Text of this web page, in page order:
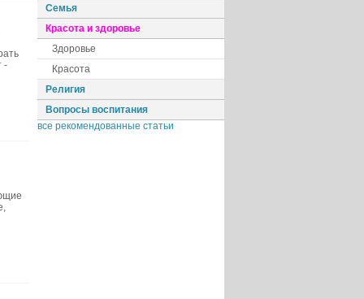
-
Семья
Красота и здоровье
Здоровье
Красота
Религия
Вопросы воспитания
все рекомендованные статьи